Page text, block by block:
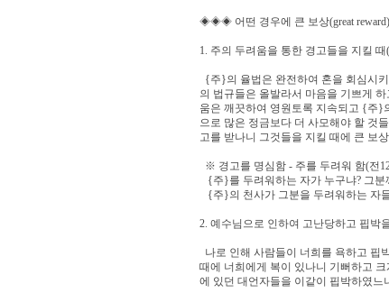
◈◈◈ 어떤 경우에 큰 보상(great
1. 주의 두려움을 통한 경고들을 지킬 때
{주}의 율법은 완전하여 혼을 회심시
의 법규들은 올발라서 마음을 기쁘게
움은 깨끗하여 영원토록 지속되고 {주}
으로 많은 정금보다 더 사모해야 할 것
고를 받나니 그것들을 지킬 때에 큰 보
※ 경고를 명심함 - 주를 두려워 함(전
{주}를 두려워하는 자가 누구냐? 그분
{주}의 천사가 그분을 두려워하는 자
2. 예수님으로 인하여 고난당하고 핍박
나로 인해 사람들이 너희를 욕하고 핍
때에 너희에게 복이 있나니 기뻐하고
에 있던 대언자들을 이같이 핍박하였느